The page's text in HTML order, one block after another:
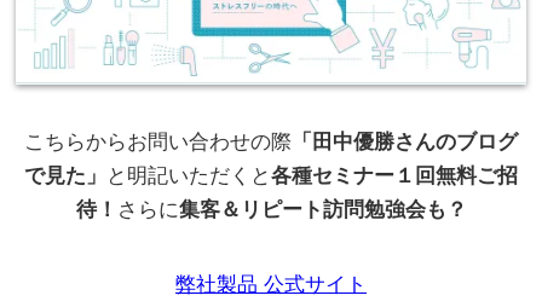
こちらからお問い合わせの際 「田中優勝さんのブログ
で見た」
と明記いただくと各種セミナー１回無料ご招
待！ さらに集客＆リピート訪問勉強会も？
弊社製品 公式サイト